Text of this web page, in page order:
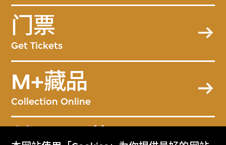
门票
Get Tickets
M+藏品
Collection Online
关于M+藏品